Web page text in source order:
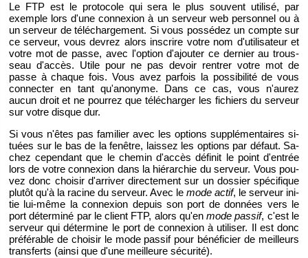
Le FTP est le pro­to­cole qui sera le plus sou­vent uti­lisé, par
exemple lors d'une connexion à un ser­veur web per­son­nel ou à
un ser­veur de té­lé­char­ge­ment. Si vous pos­sé­dez un compte sur
ce ser­veur, vous de­vrez alors ins­crire votre nom d'uti­li­sa­teur et
votre mot de passe, avec l'op­tion d'ajou­ter ce der­nier au trous­
seau d'ac­cès. Utile pour ne pas de­voir ren­trer votre mot de
passe à chaque fois. Vous avez par­fois la pos­si­bi­lité de vous
connec­ter en tant qu'ano­nyme. Dans ce cas, vous n'au­rez
aucun droit et ne pour­rez que té­lé­char­ger les fi­chiers du ser­veur
sur votre disque dur.
Si vous n'êtes pas fa­mi­lier avec les op­tions sup­plé­men­taires si­
tuées sur le bas de la fe­nêtre, lais­sez les op­tions par dé­faut. Sa­
chez ce­pen­dant que le che­min d'ac­cès dé­fi­nit le point d'en­trée
lors de votre connexion dans la hié­rar­chie du ser­veur. Vous pou­
vez donc choi­sir d'ar­ri­ver di­rec­te­ment sur un dos­sier spé­ci­fique
plu­tôt qu'à la ra­cine du ser­veur. Avec le mode actif, le ser­veur ini­
tie lui-même la connexion de­puis son port de don­nées vers le
port dé­ter­miné par le client FTP, alors qu'enmode pas­sif, c'est le
ser­veur qui dé­ter­mine le port de connexion à uti­li­ser. Il est donc
pré­fé­rable de choi­sir le mode pas­sif pour bé­né­fi­cier de meilleurs
trans­ferts (ainsi que d'une meilleure sé­cu­rité).